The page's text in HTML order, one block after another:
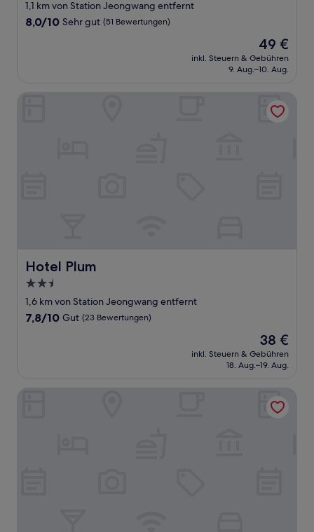
Sterne-
Unterkunft
1,1 km von Station Jeongwang entfernt
8.0
Bewertungen)
8,0/10 Sehr gut (51 Bewertungen)
Der
Preis
beträgt
49 €
inkl. Steuern & Gebühren
9. Aug.–10. Aug.
Hotel Plum
Hotel Plum
2.5-
Sterne-
Unterkunft
1,6 km von Station Jeongwang entfernt
7.8
7,8/10 Gut (23 Bewertungen)
Der
Preis
beträgt
38 €
inkl. Steuern & Gebühren
18. Aug.–19. Aug.